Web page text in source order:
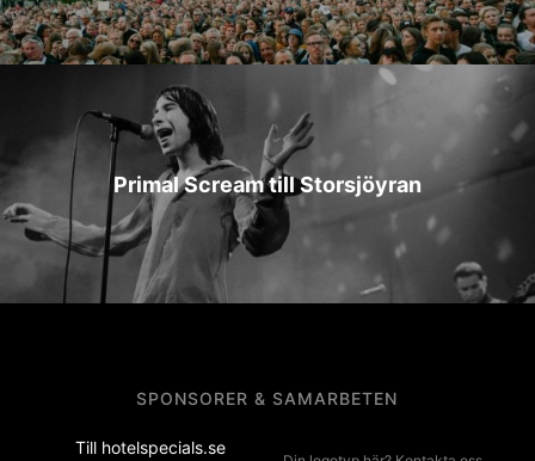
Primal Scream till Storsjöyran
SPONSORER & SAMARBETEN
Till hotelspecials.se